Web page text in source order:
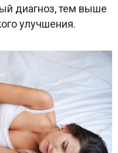
диагноз, тем выше
улучшения.